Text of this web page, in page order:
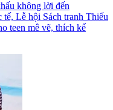
không lời đến
Lễ hội Sách tranh Thiếu
teen mê vẽ, thích kể